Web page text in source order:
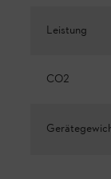
Leistung
CO2